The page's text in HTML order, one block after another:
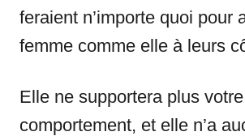
feraient n’importe quoi pour
femme comme elle à leurs
Elle ne supportera plus
comportement, et elle n’a